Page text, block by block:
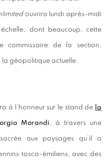
ouvrira lundi après-midi
dont beaucoup, cette
commissaire de la section,
géopolitique actuelle.
à l’honneur sur le stand de la
Morandi, à travers une
aux paysages qu’il a
tosco-émiliens, avec des